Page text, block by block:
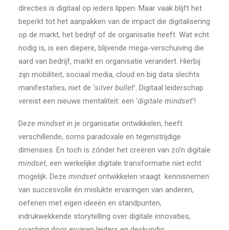
directies is digitaal op ieders lippen. Maar vaak blijft het
beperkt tot het aanpakken van de impact die digitalisering
op de markt, het bedrijf of de organisatie heeft. Wat echt
nodig is, is een diepere, blijvende mega-verschuiving die
aard van bedrijf, markt en organisatie verandert. Hierbij
zijn mobiliteit, sociaal media, cloud en big data slechts
manifestaties, niet de ‘silver bullet’. Digitaal leiderschap
vereist een nieuwe mentaliteit: een ‘digitale mindset’!
Deze mindset in je organisatie ontwikkelen, heeft
verschillende, soms paradoxale en tegenstrijdige
dimensies. En toch is zónder het creëren van zo’n digitale
mindset, een werkelijke digitale transformatie niet echt
mogelijk. Deze mindset ontwikkelen vraagt kennisnemen
van succesvolle én mislukte ervaringen van anderen,
oefenen met eigen ideeën en standpunten,
indrukwekkende storytelling over digitale innovaties,